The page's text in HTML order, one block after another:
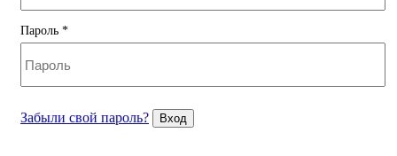
Пароль *
Забыли свой пароль? Вход